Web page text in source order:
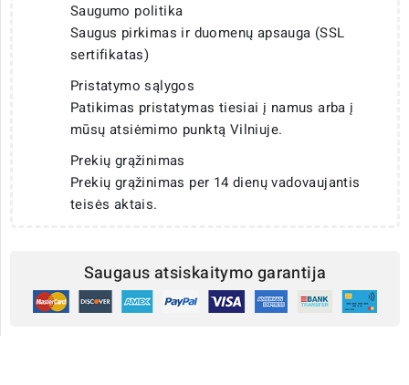
Saugumo politika
Saugus pirkimas ir duomenų apsauga (SSL
sertifikatas)
Pristatymo sąlygos
Patikimas pristatymas tiesiai į namus arba į
mūsų atsiėmimo punktą Vilniuje.
Prekių grąžinimas
Prekių grąžinimas per 14 dienų vadovaujantis
teisės aktais.
Saugaus atsiskaitymo garantija